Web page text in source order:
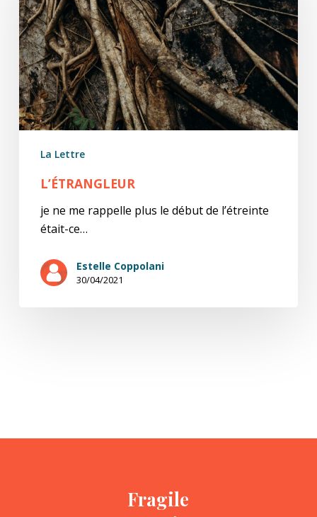
La Lettre
L’ÉTRANGLEUR
je ne me rappelle plus le début de l’étreinte
était-ce…
Estelle Coppolani
30/04/2021
Fragile